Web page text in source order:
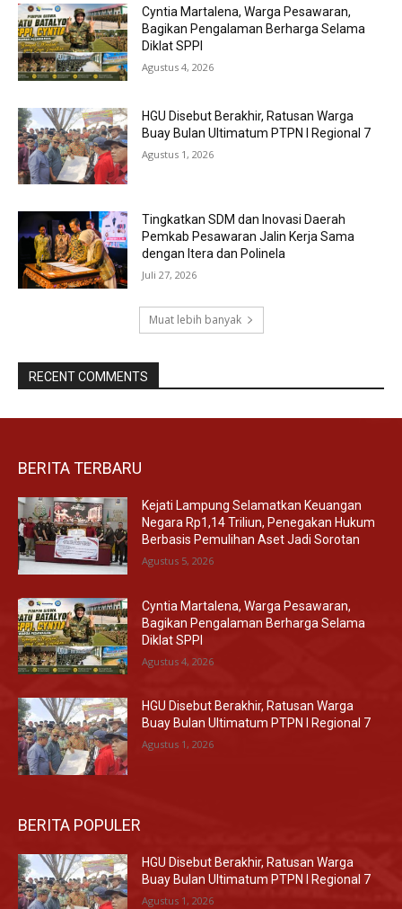
Cyntia Martalena, Warga Pesawaran,
Bagikan Pengalaman Berharga Selama
Diklat SPPI
Agustus 4, 2026
HGU Disebut Berakhir, Ratusan Warga
Buay Bulan Ultimatum PTPN I Regional 7
Agustus 1, 2026
Tingkatkan SDM dan Inovasi Daerah
Pemkab Pesawaran Jalin Kerja Sama
dengan Itera dan Polinela
Juli 27, 2026
Muat lebih banyak
RECENT COMMENTS
BERITA TERBARU
Kejati Lampung Selamatkan Keuangan
Negara Rp1,14 Triliun, Penegakan Hukum
Berbasis Pemulihan Aset Jadi Sorotan
Agustus 5, 2026
Cyntia Martalena, Warga Pesawaran,
Bagikan Pengalaman Berharga Selama
Diklat SPPI
Agustus 4, 2026
HGU Disebut Berakhir, Ratusan Warga
Buay Bulan Ultimatum PTPN I Regional 7
Agustus 1, 2026
BERITA POPULER
HGU Disebut Berakhir, Ratusan Warga
Buay Bulan Ultimatum PTPN I Regional 7
Agustus 1, 2026